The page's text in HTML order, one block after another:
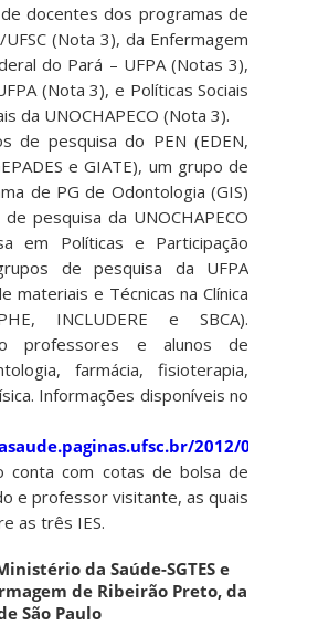
docentes dos programas de
(Nota 3), da Enfermagem
do Pará – UFPA (Notas 3),
(Nota 3), e Políticas Sociais
da UNOCHAPECO (Nota 3).
de pesquisa do PEN (EDEN,
e GIATE), um grupo de
de PG de Odontologia (GIS)
pesquisa da UNOCHAPECO
em Políticas e Participação
de pesquisa da UFPA
materiais e Técnicas na Clínica
INCLUDERE e SBCA).
professores e alunos de
farmácia, fisioterapia,
Informações disponíveis no
2012/06/22/
conta com cotas de bolsa de
e professor visitante, as quais
as três IES.
da Saúde-SGTES e
de Ribeirão Preto, da
São Paulo